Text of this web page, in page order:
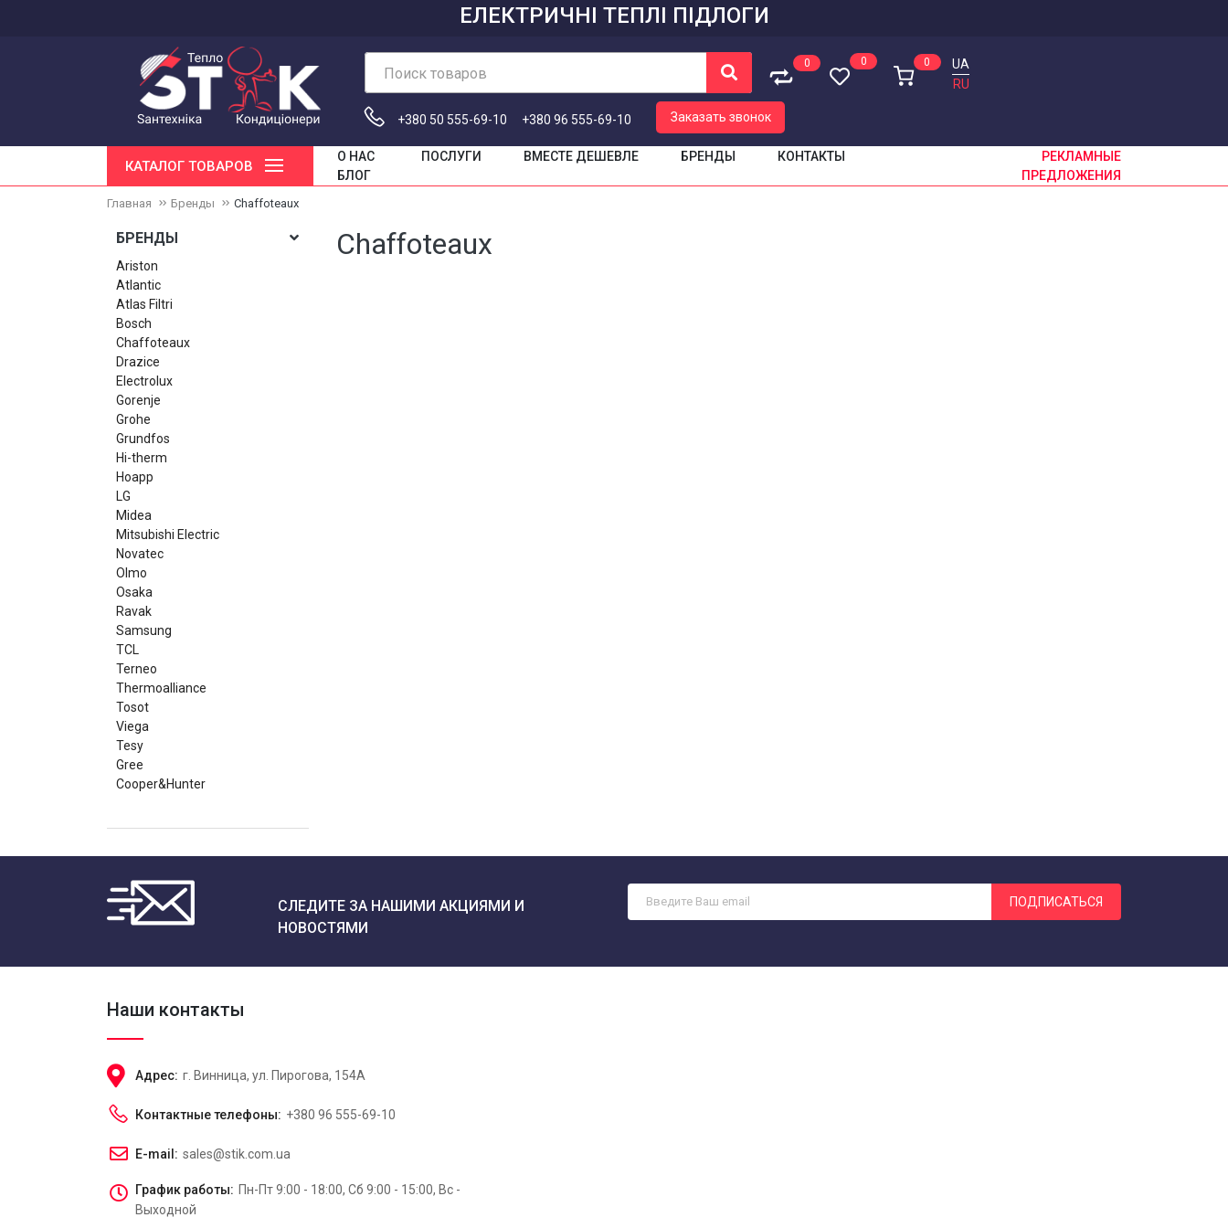
ЕЛЕКТРИЧНІ ТЕПЛІ ПІДЛОГИ
Поиск товаров
0 0 0
Корзина
Корзина пустая
UA
RU
+380 50 555-69-10 +380 96 555-69-10 Заказать звонок
КАТАЛОГ ТОВАРОВ
О НАС ПОСЛУГИ ВМЕСТЕ ДЕШЕВЛЕ БРЕНДЫ
КОНТАКТЫ
БЛОГ
РЕКЛАМНЫЕ
ПРЕДЛОЖЕНИЯ
Главная Бренды Chaffoteaux
БРЕНДЫ
Ariston
Atlantic
Atlas Filtri
Bosch
Chaffoteaux
Drazice
Electrolux
Gorenje
Grohe
Grundfos
Hi-therm
Hoapp
LG
Midea
Mitsubishi Electric
Novatec
Olmo
Osaka
Ravak
Samsung
TCL
Terneo
Thermoalliance
Tosot
Viega
Tesy
Gree
Cooper&Hunter
Chaffoteaux
СЛЕДИТЕ ЗА НАШИМИ АКЦИЯМИ И
НОВОСТЯМИ
ПОДПИСАТЬСЯ
Наши контакты
Адрес: г. Винница, ул. Пирогова, 154А
Контактные телефоны: +380 96 555-69-10
E-mail: sales@stik.com.ua
График работы: Пн-Пт 9:00 - 18:00, Сб 9:00 - 15:00, Вс -
Выходной